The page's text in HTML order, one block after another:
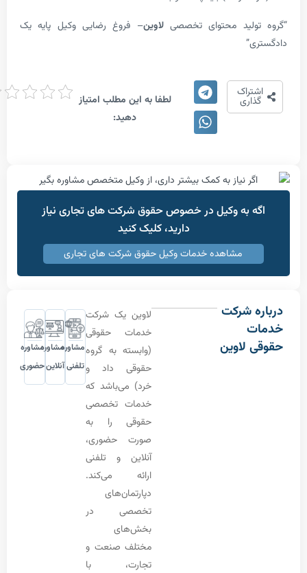
محتوای تخصصیلاوین– فروغ رضایی وکیل پایه یک
لطفا به این مطلب امتیاز
امتیاز
دهی
به وکیل در خصوص حقوق شرکت های تجاری نیاز
دارید، کلیک کنید
مشاهده خدمات وکیل حقوق شرکت های تجاری
شرکت
لاوین
لاوین یک شرکت
خدمات حقوقی
(وابسته به گروه
حقوقی داد و
خرد) می‌باشد که
خدمات تخصصی
حقوقی را به
صورت حضوری،
آنلاین و تلفنی
ارائه می‌کند.
تخصصی در
مختلف صنعت و
تجارت، با
مشاوره
تلفنی
مشاوره
آنلاین
مشاوره
حضوری